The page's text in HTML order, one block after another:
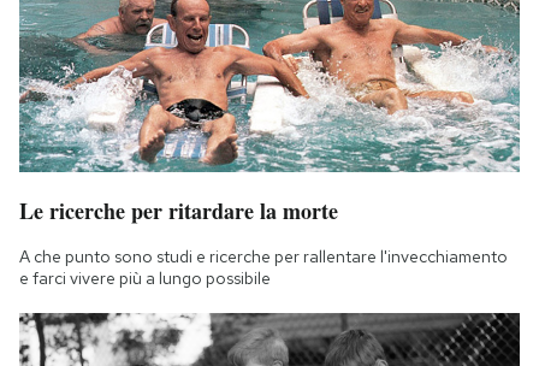
Le ricerche per ritardare la morte
A che punto sono studi e ricerche per rallentare l'invecchiamento
e farci vivere più a lungo possibile